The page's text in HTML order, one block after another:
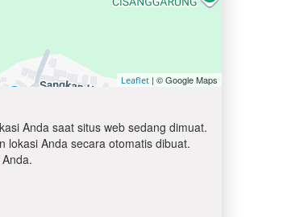
Leaflet | © Google Maps
Anda saat situs web sedang dimuat.
lokasi Anda secara otomatis dibuat.